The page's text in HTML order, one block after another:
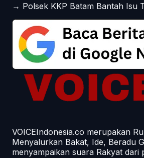
→ Polsek KKP Batam Bantah Isu
VOICEIndonesia.co merupakan
Menyalurkan Bakat, Ide, Beradu
menyampaikan suara Rakyat dari